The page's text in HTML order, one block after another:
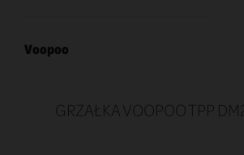
Voopoo
GRZAŁKA VOOPOO TPP